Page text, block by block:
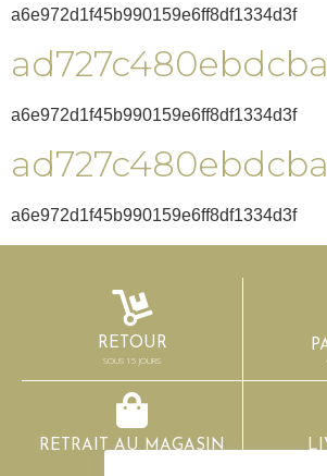
a6e972d1f45b990159e6ff8df1334d3f
a6e972d1f45b990159e6ff8df1334d3f
a6e972d1f45b990159e6ff8df1334d3f
RETOUR
SOUS 15 JOURS
RETRAIT AU MAGASIN